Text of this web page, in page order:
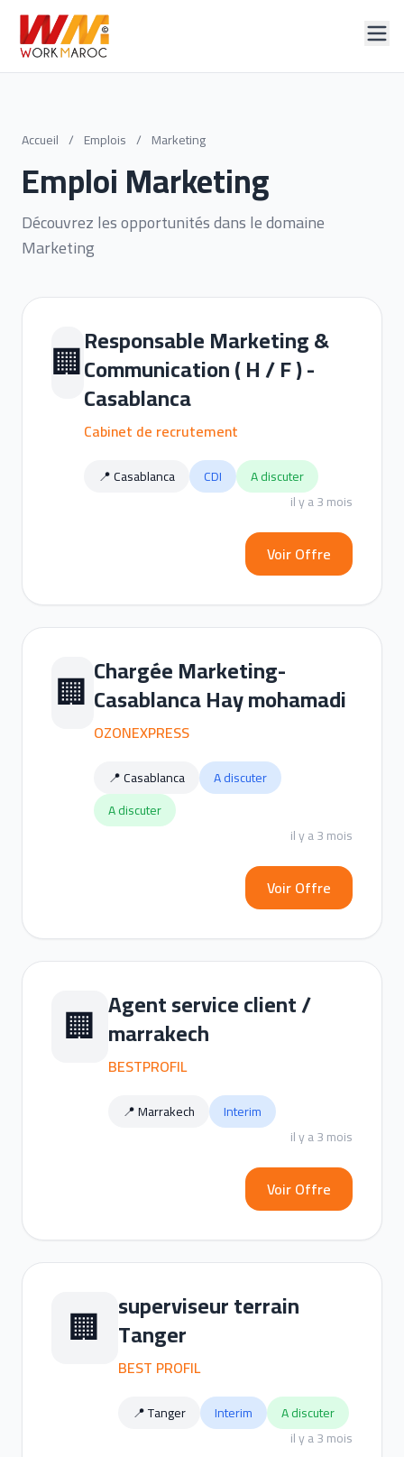
Accueil / Emplois / Marketing
Emploi Marketing
Découvrez les opportunités dans le domaine
Marketing
🏢Responsable Marketing &
Communication ( H / F ) -
Casablanca
Cabinet de recrutement
📍 Casablanca CDI
A discuter
il y a 3 mois
Voir Offre
🏢 Chargée Marketing-
Casablanca Hay mohamadi
OZONEXPRESS
📍 Casablanca
A discuter
A discuter
il y a 3 mois
Voir Offre
🏢 Agent service client /
marrakech
BESTPROFIL
📍 Marrakech
Interim
il y a 3 mois
Voir Offre
🏢 superviseur terrain
Tanger
BEST PROFIL
📍 Tanger Interim
A discuter
il y a 3 mois